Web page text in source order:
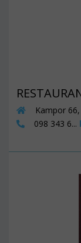
Kampor
098 343 6...